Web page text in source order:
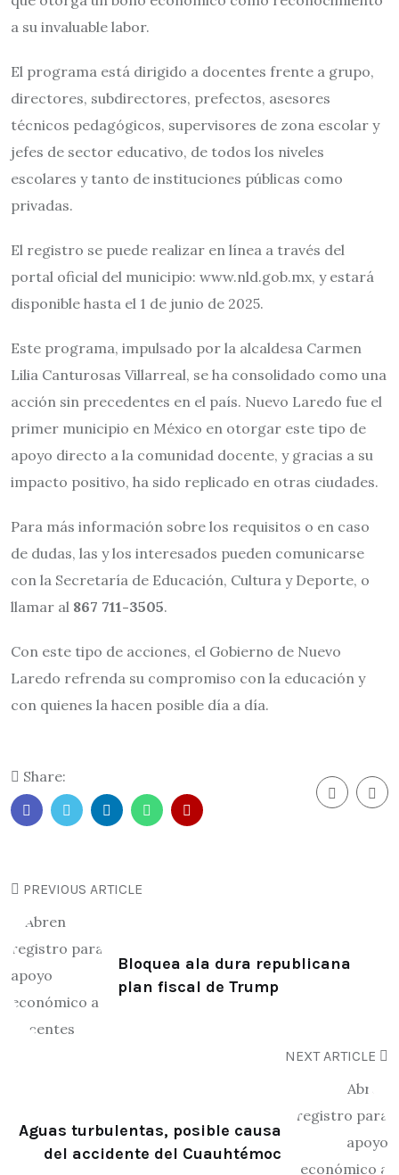
a su invaluable labor.
El programa está dirigido a docentes frente a grupo,
directores, subdirectores, prefectos, asesores
técnicos pedagógicos, supervisores de zona escolar y
jefes de sector educativo, de todos los niveles
escolares y tanto de instituciones públicas como
privadas.
El registro se puede realizar en línea a través del
portal oficial del municipio: www.nld.gob.mx, y estará
disponible hasta el 1 de junio de 2025.
Este programa, impulsado por la alcaldesa Carmen
Lilia Canturosas Villarreal, se ha consolidado como una
acción sin precedentes en el país. Nuevo Laredo fue el
primer municipio en México en otorgar este tipo de
apoyo directo a la comunidad docente, y gracias a su
impacto positivo, ha sido replicado en otras ciudades.
Para más información sobre los requisitos o en caso
de dudas, las y los interesados pueden comunicarse
con la Secretaría de Educación, Cultura y Deporte, o
llamar al 867 711-3505.
Con este tipo de acciones, el Gobierno de Nuevo
Laredo refrenda su compromiso con la educación y
con quienes la hacen posible día a día.
Share:
PREVIOUS ARTICLE
Bloquea ala dura republicana
plan fiscal de Trump
NEXT ARTICLE
Aguas turbulentas, posible causa
del accidente del Cuauhtémoc